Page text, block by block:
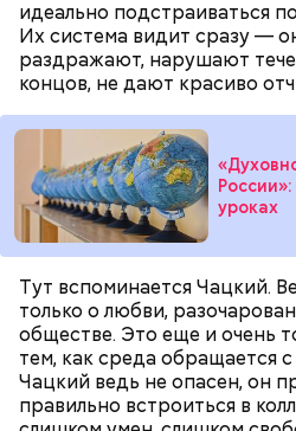
идеально подстраиваться
Их система видит сразу —
раздражают, нарушают
концов, не дают красиво
уроках
Тут вспоминается Чацкий.
только о любви,
обществе. Это еще и очень
тем, как среда обращается
Чацкий ведь не опасен, он
правильно встроиться в
Для зажарки (по желанию):